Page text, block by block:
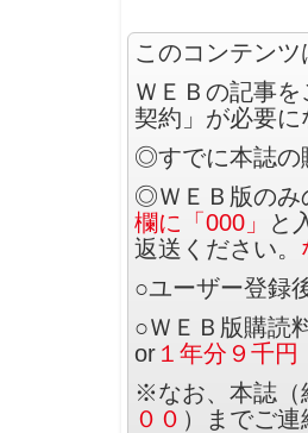
このコンテンツ
ＷＥＢの記事
契約」が必要に
◎すでに本誌の
◎ＷＥＢ版のみ
欄に「000」
と
返送ください。
○ユーザー登録
○ＷＥＢ版購読
or １年分９千円
※なお、本誌（
００ ）までご連